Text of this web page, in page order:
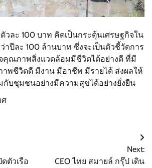
วละ 100 บาท คิดเป็นกระตุ้นเศรษฐกิจใน
าปีละ 100 ล้านบาท ซึ่งจะเป็นตัวชี้วัดการ
คุณภาพสิ่งแวดล้อมมีชีวิตได้อย่างดี ที่มี
พชีวิตดี มีงาน มีอาชีพ มีรายได้ ส่งผลให้
กับชุมชนอย่างมีความสุขได้อย่างยั่งยืน
ศ
ตัวเรือ
Next:
CEO ไทย สมายล์ กรุ๊ป เดิน